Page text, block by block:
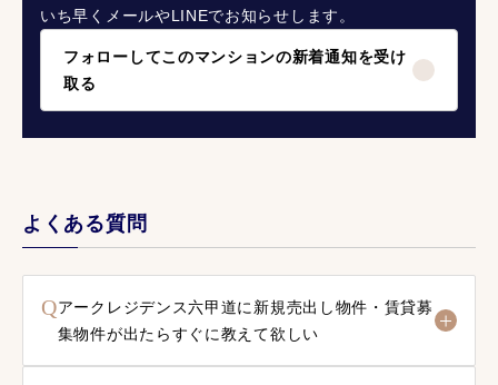
いち早くメールやLINEでお知らせします。
フォローしてこのマンションの新着通知を受け
取る
よくある質問
Qアークレジデンス六甲道に新規売出し物件・賃貸募
集物件が出たらすぐに教えて欲しい